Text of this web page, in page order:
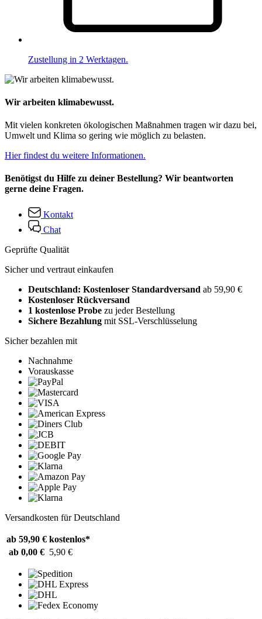
Zustellung in 2 Werktagen.
Wir arbeiten klimabewusst.
Mit vielen konkreten ökologischen Maßnahmen tragen wir dazu bei,
Umwelt und Klima so gering wie möglich zu belasten.
Hier findest du weitere Informationen.
Benötigst du Hilfe zu deiner Bestellung? Wir beantworten
gerne deine Fragen.
Kontakt
Chat
Geprüfte Qualität
Sicher und vertraut einkaufen
Deutschland: Kostenloser Standardversand ab 59,90 €
Kostenloser Rückversand
1 kostenlose Probe zu jeder Bestellung
Sichere Bezahlung mit SSL-Verschlüsselung
Sicher bezahlen mit
Nachnahme
Vorauskasse
Versandkosten für Deutschland
ab 59,90 € kostenlos*
ab 0,00 € 5,90 €